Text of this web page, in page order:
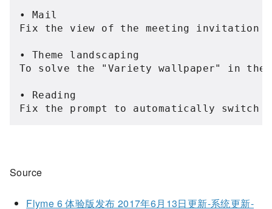
• Mail
Fix the view of the meeting invitation
• Theme landscaping
To solve the "Variety wallpaper" in
• Reading
Fix the prompt to automatically switch
Source
Flyme 6 体验版发布 2017年6月13日更新-系统更新-